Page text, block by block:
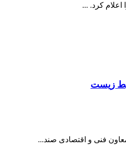
کرد. ...
زیست
فنی و اقتصادی صند...